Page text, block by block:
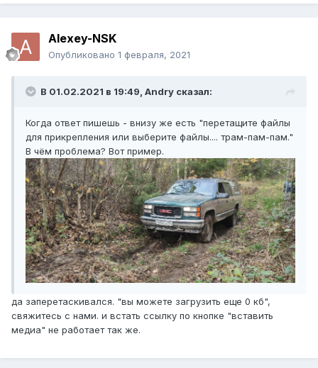
Alexey-NSK
Опубликовано 1 февраля, 2021
В 01.02.2021 в 19:49, Andry сказал:
Когда ответ пишешь - внизу же есть "перетащите файлы
для прикрепления или выберите файлы.... трам-пам-пам."
В чём проблема? Вот пример.
да заперетаскивался. "вы можете загрузить еще 0 кб",
свяжитесь с нами. и встать ссылку по кнопке "вставить
медиа" не работает так же.